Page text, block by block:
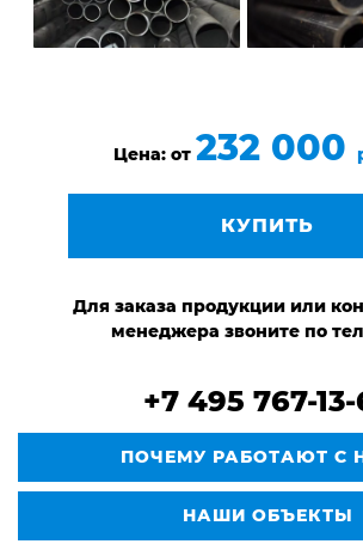
Цена: от 232 000
КУПИТЬ
Для заказа продукции или
менеджера звоните по
+7 495 767-
ПОЧЕМУ РАБОТАЮТ С
НАШИ ОБЪЕКТЫ